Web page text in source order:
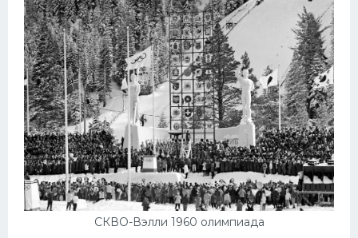
СКВО-Вэлли 1960 олимпиада